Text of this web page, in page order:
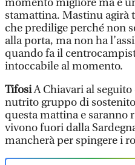
momento migliore ma è
stamattina. Mastinu agirà
che predilige perché non
alla porta, ma non ha
quando fa il
intoccabile al momento.
TifosiA Chiavari al
nutrito gruppo di
questa mattina e saranno
vivono fuori dalla
mancherà per spingere i